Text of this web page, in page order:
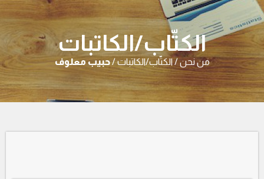
الكتّاب/الكاتبات
من نحن / الكتّاب/الكاتبات /حبيب معلوف